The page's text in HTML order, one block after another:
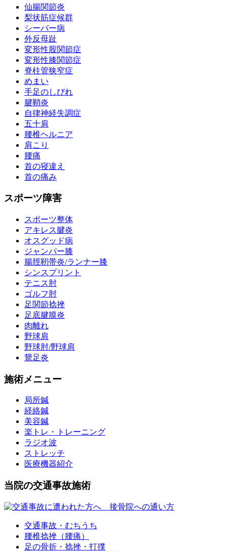
仙腸関節炎
梨状筋症候群
シーバー病
外反母趾
変形性股関節症
変形性膝関節症
脊柱管狭窄症
めまい
手足のしびれ
腱鞘炎
自律神経失調症
五十肩
腰椎ヘルニア
肩こり
腰痛
首の寝違え
首の痛み
スポーツ障害
スポーツ整体
アキレス腱炎
オスグッド病
ジャンパー膝
腸脛靭帯炎/ランナー膝
シンスプリント
テニス肘
ゴルフ肘
足関節捻挫
足底腱膜炎
肉離れ
野球肩
野球肘/野球肩
鵞足炎
施術メニュー
局所鍼
経絡鍼
美容鍼
楽トレ・トレーニング
ラジオ波
ストレッチ
医療機器紹介
当院の交通事故施術
交通事故・むちうち
腰椎捻挫（腰痛）
足の骨折・捻挫・打撲